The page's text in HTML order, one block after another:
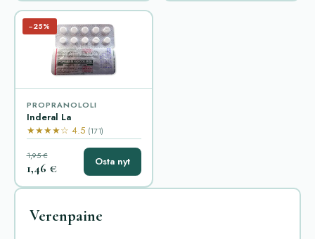
−25%
PROPRANOLOLI
Inderal La
★★★★☆ 4.5 (171)
1,95 €
1,46 € Osta nyt
Verenpaine